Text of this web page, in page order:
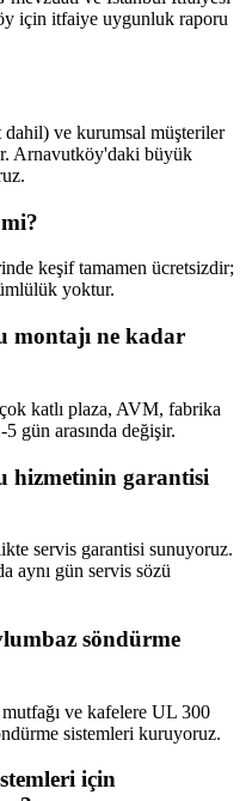
için itfaiye uygunluk raporu
ve kurumsal müşteriler
Arnavutköy'daki büyük
keşif tamamen ücretsizdir;
yoktur.
montajı ne kadar
katlı plaza, AVM, fabrika
gün arasında değişir.
hizmetinin garantisi
servis garantisi sunuyoruz.
aynı gün servis sözü
söndürme
ve kafelere UL 300
sistemleri kuruyoruz.
için